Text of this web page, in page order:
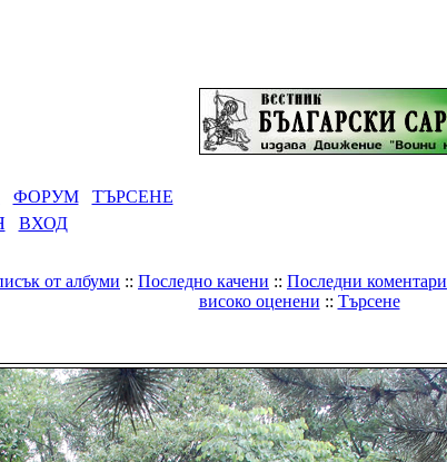
ФОРУМ
ТЪРСЕНЕ
ВХОД
от албуми :: Последно качени :: Последни коментари
високо оценени :: Търсене